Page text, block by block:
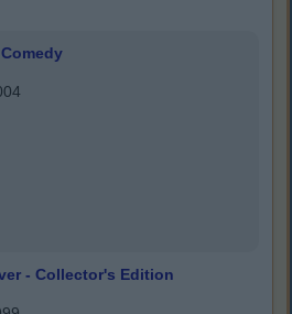
- Collector's Edition